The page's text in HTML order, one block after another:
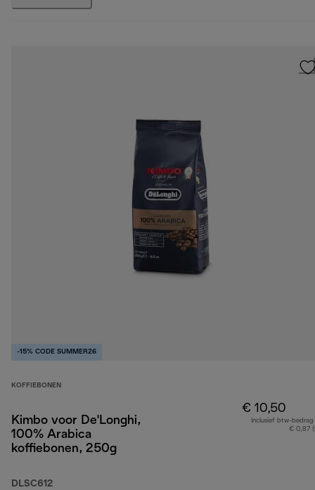
-15% CODE SUMMER26
KOFFIEBONEN
Kimbo voor De'Longhi,
100% Arabica
koffiebonen, 250g
DLSC612
€ 10,50
Inclusief btw-bedrag
€ 0,87